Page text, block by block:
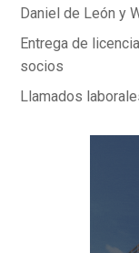
Daniel de León y
Entrega de
socios
Llamados